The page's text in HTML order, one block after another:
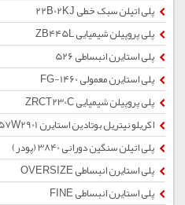
پلی اتیلن سبک خطی 22B02KJ
پلی پروپیلن شیمیایی ZB445L
پلی استایرن انبساطی 526
پلی استایرن معمولی 1460-FG
پلی پروپیلن شیمیایی ZRCT230C
اکریلو نیتریل بوتادین استایرن SV0157W2901
پلی اتیلن سنگین دورانی 3840 (پودر)
پلی استایرن انبساطی OVERSIZE
پلی استایرن انبساطی FINE